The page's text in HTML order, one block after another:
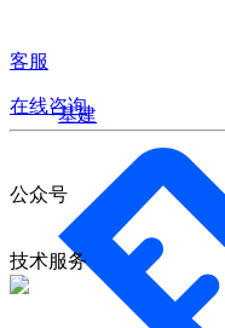
基建
客服
在线咨询
公众号
技术服务